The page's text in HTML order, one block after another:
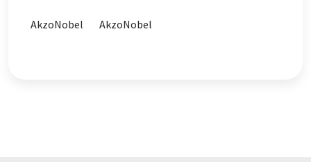
AkzoNobel AkzoNobel